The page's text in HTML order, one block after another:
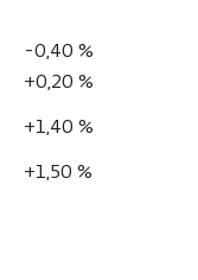
-0,40 %
+0,20 %
+1,40 %
+1,50 %